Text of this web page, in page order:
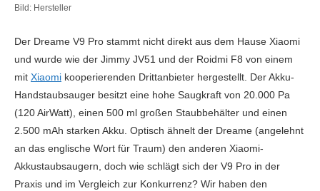
Bild: Hersteller
Der Dreame V9 Pro stammt nicht direkt aus dem Hause Xiaomi
und wurde wie der Jimmy JV51 und der Roidmi F8 von einem
mit Xiaomi kooperierenden Drittanbieter hergestellt. Der Akku-
Handstaubsauger besitzt eine hohe Saugkraft von 20.000 Pa
(120 AirWatt), einen 500 ml großen Staubbehälter und einen
2.500 mAh starken Akku. Optisch ähnelt der Dreame (angelehnt
an das englische Wort für Traum) den anderen Xiaomi-
Akkustaubsaugern, doch wie schlägt sich der V9 Pro in der
Praxis und im Vergleich zur Konkurrenz? Wir haben den